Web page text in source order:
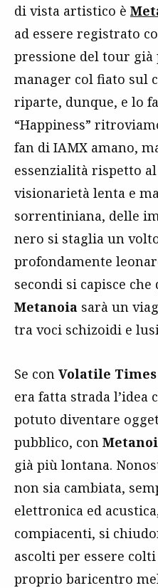
di vista artistico è
ad essere registrato
pressione del tour già
manager col fiato sul
riparte, dunque, e lo
“Happiness”
fan di IAMX amano,
essenzialità rispetto
visionarietà lenta e
sorrentiniana, delle
nero si staglia un
profondamente
secondi si capisce
Metanoia sarà un
tra voci schizoidi e
Se con Volatile Times
era fatta strada l’idea
potuto diventare
pubblico, con
già più lontana.
non sia cambiata,
elettronica ed
compiacenti, si
ascolti per essere
proprio baricentro